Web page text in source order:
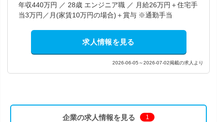
年収440万円 ／ 28歳 エンジニア職 ／ 月給26万円＋住宅手
当3万円／月(家賃10万円の場合)＋賞与 ※通勤手当
求人情報を見る
2026-06-05～2026-07-02掲載の求人より
企業の求人情報を見る 1